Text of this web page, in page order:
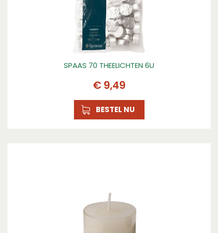
SPAAS 70 THEELICHTEN 6U
€ 9,49
BESTEL NU